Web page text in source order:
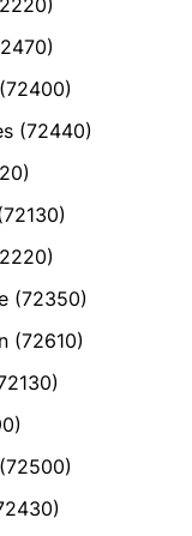
(72440)
(72350)
(72610)